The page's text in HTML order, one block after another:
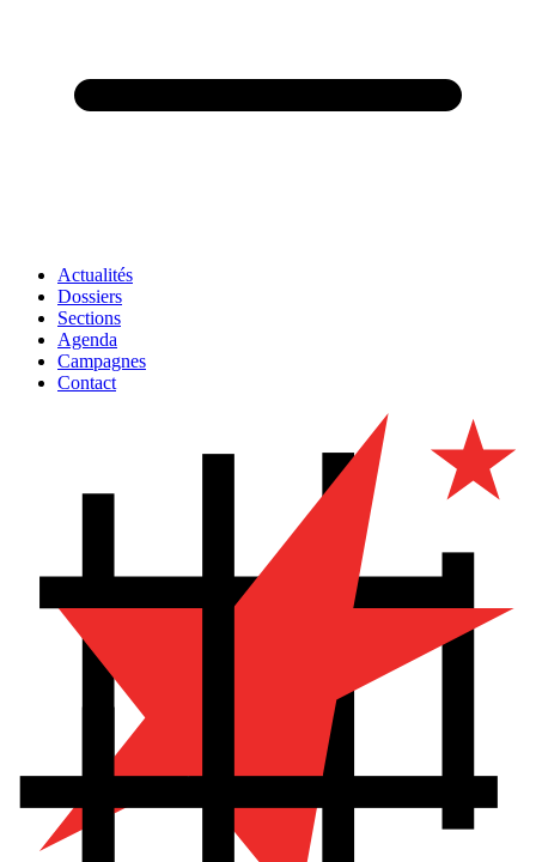
Actualités
Dossiers
Sections
Agenda
Campagnes
Contact